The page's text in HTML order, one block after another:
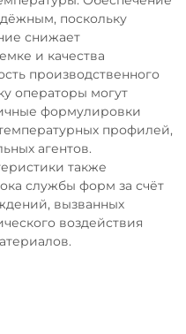
поскольку
снижает
и качества
производственного
операторы могут
формулировки
профилей,
агентов.
также
службы форм за счёт
вызванных
воздействия